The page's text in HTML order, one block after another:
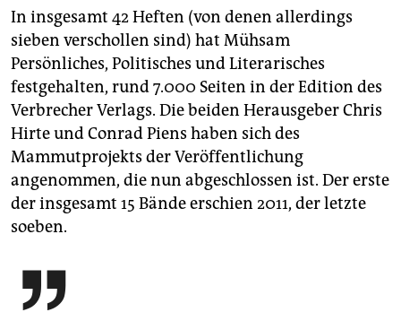
In insgesamt 42 Heften (von denen allerdings
sieben verschollen sind) hat Mühsam
Persönliches, Politisches und Literarisches
festgehalten, rund 7.000 Seiten in der Edition des
Verbrecher Verlags. Die beiden Herausgeber Chris
Hirte und Conrad ­Piens haben sich des
Mammutprojekts der Veröffentlichung
angenommen, die nun abgeschlossen ist. Der erste
der insgesamt 15 Bände erschien 2011, der letzte
soeben.
